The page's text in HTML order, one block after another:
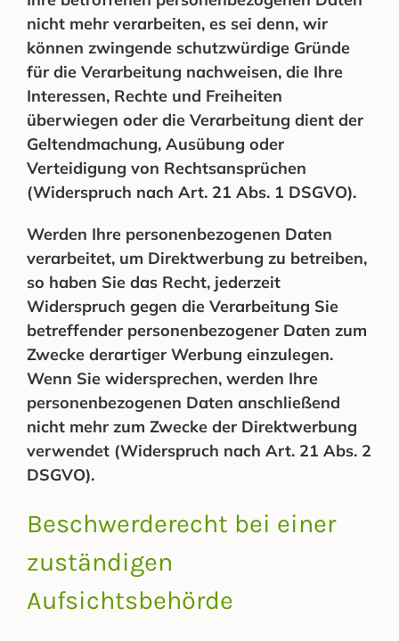
nicht mehr verarbeiten, es sei denn, wir
können zwingende schutzwürdige Gründe
für die Verarbeitung nachweisen, die Ihre
Interessen, Rechte und Freiheiten
überwiegen oder die Verarbeitung dient der
Geltendmachung, Ausübung oder
Verteidigung von Rechtsansprüchen
(Widerspruch nach Art. 21 Abs. 1 DSGVO).
Werden Ihre personenbezogenen Daten
verarbeitet, um Direktwerbung zu betreiben,
so haben Sie das Recht, jederzeit
Widerspruch gegen die Verarbeitung Sie
betreffender personenbezogener Daten zum
Zwecke derartiger Werbung einzulegen.
Wenn Sie widersprechen, werden Ihre
personenbezogenen Daten anschließend
nicht mehr zum Zwecke der Direktwerbung
verwendet (Widerspruch nach Art. 21 Abs. 2
DSGVO).
Beschwerderecht bei einer
zuständigen
Aufsichtsbehörde